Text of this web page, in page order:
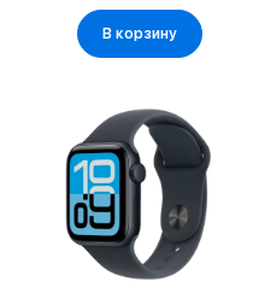
В корзину